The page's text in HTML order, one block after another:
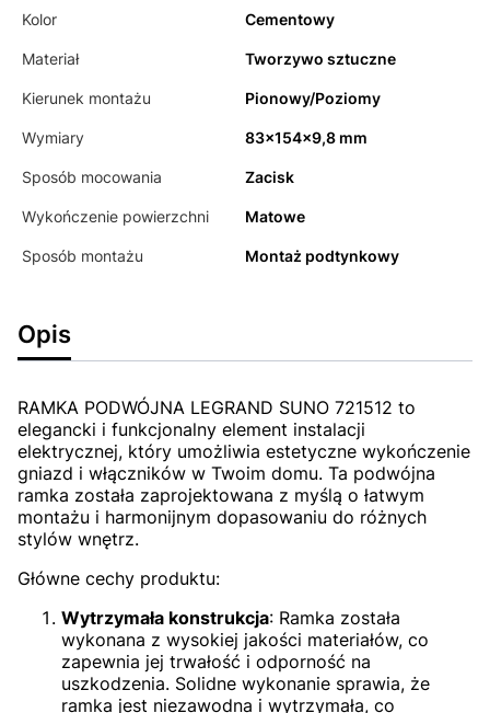
Kolor Cementowy
Materiał Tworzywo sztuczne
Kierunek montażu Pionowy/Poziomy
Wymiary 83x154x9,8 mm
Sposób mocowania Zacisk
Wykończenie powierzchni Matowe
Sposób montażu Montaż podtynkowy
Opis
RAMKA PODWÓJNA LEGRAND SUNO 721512 to
elegancki i funkcjonalny element instalacji
elektrycznej, który umożliwia estetyczne wykończenie
gniazd i włączników w Twoim domu. Ta podwójna
ramka została zaprojektowana z myślą o łatwym
montażu i harmonijnym dopasowaniu do różnych
stylów wnętrz.
Główne cechy produktu:
Wytrzymała konstrukcja: Ramka została
wykonana z wysokiej jakości materiałów, co
zapewnia jej trwałość i odporność na
uszkodzenia. Solidne wykonanie sprawia, że
ramka jest niezawodna i wytrzymała, co